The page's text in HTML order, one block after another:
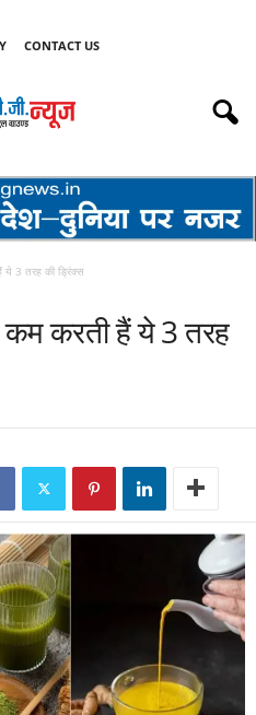
CONTACT US
3 तरह की ड्र‍िंक्‍स
करती हैं ये 3 तरह